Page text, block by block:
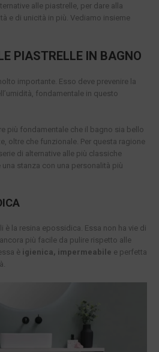
alle piastrelle, per dare alla
e di unicità in più. Vediamo insieme
PIASTRELLE IN BAGNO
importante. Esso deve prevenire la
fondamentale in questo
più fondamentale che il bagno sia bello
oltre che funzionale. Per questa ragione
di alternative alle più classiche
stanza con una personalità più
è la resina epossidica. Essa non ha vie di
più facile da pulire rispetto alle
è igienica, impermeabile e perfetta